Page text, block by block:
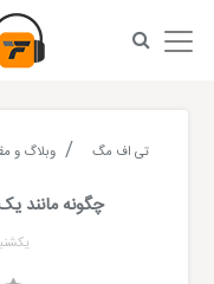
تی اف مگ وبلاگ و
چگونه مانند
یکشنبه 27